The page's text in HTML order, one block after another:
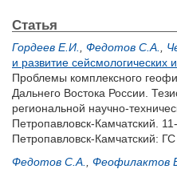
Статья
Гордеев Е.И. Федотов С.А.
и развитие сейсмологических
Проблемы комплексного
Дальнего Востока России.
региональной научно-
Петропавловск-Камчатский.
Петропавловск-Камчатский:
Федотов С.А.
Феофилактов